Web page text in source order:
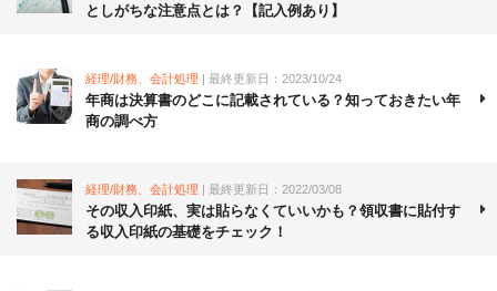
としがちな注意点とは？【記入例あり】
経理/財務、会計処理 | 最終更新日：2023/10/24
年商は決算書のどこに記載されている？知っておきたい年
商の調べ方
経理/財務、会計処理 | 最終更新日：2022/03/08
その収入印紙、実は貼らなくていいかも？領収書に貼付す
る収入印紙の基礎をチェック！